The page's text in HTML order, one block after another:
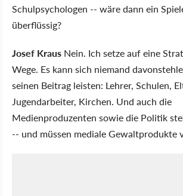
Schulpsychologen -- wäre dann ein
überflüssig?
Josef Kraus Nein. Ich setze auf eine
Wege. Es kann sich niemand
seinen Beitrag leisten: Lehrer, Schulen,
Jugendarbeiter, Kirchen. Und auch die
Medienproduzenten sowie die Politik
-- und müssen mediale Gewaltprodukte